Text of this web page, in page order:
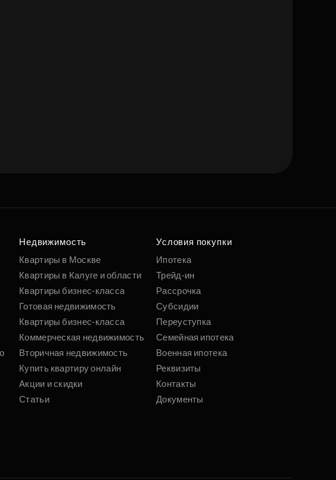
Недвижимость
Квартиры в Москве
Квартиры в Калуге и области
Квартиры бизнес-класса
Готовая недвижимость
Квартиры бизнес-класса
Коммерческая недвижимость
Вторичная недвижимость
Купить квартиру онлайн
Акции и скидки
Статьи
Условия покупки
Ипотека
Трейд-ин
Рассрочка
Субсидии
Переуступка
Семейная ипотека
Военная ипотека
Реквизиты
Контакты
Документы